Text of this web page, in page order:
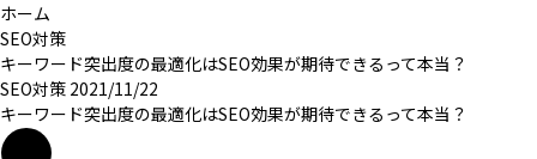
ホーム
SEO対策
キーワード突出度の最適化はSEO効果が期待できるって本当？
SEO対策 2021/11/22
キーワード突出度の最適化はSEO効果が期待できるって本当？